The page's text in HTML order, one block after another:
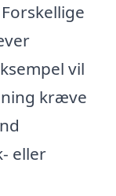
Forskellige
vil
kræve
eller